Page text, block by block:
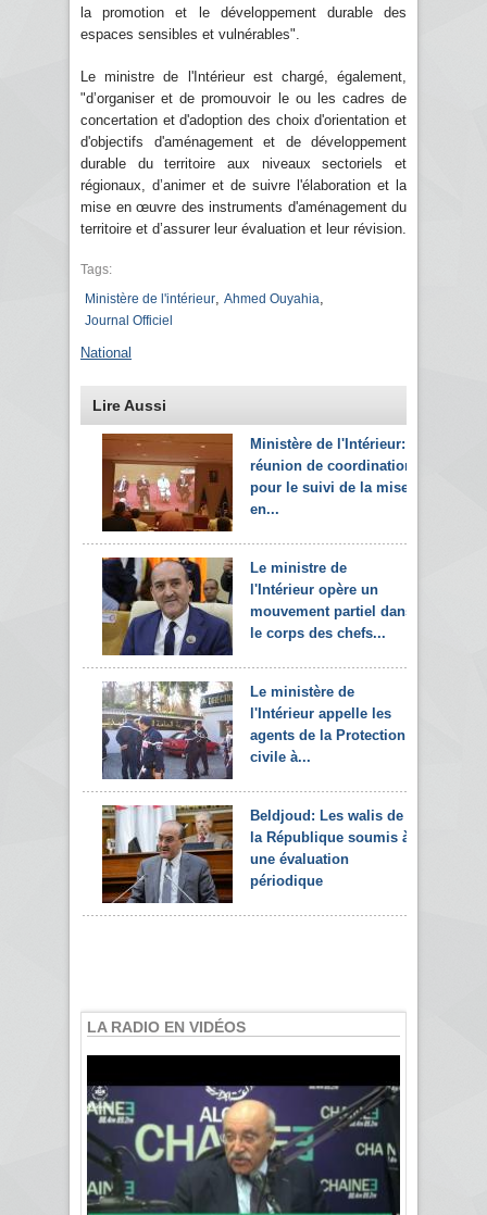
la promotion et le développement durable des
espaces sensibles et vulnérables".
Le ministre de l'Intérieur est chargé, également,
"d’organiser et de promouvoir le ou les cadres de
concertation et d'adoption des choix d'orientation et
d'objectifs d'aménagement et de développement
durable du territoire aux niveaux sectoriels et
régionaux, d’animer et de suivre l'élaboration et la
mise en œuvre des instruments d'aménagement du
territoire et d’assurer leur évaluation et leur révision.
Tags:
Ministère de l'intérieur Ahmed Ouyahia
Journal Officiel
National
Lire Aussi
Ministère de l'Intérieur:
réunion de coordination
pour le suivi de la mise
en...
Le ministre de
l'Intérieur opère un
mouvement partiel dans
le corps des chefs...
Le ministère de
l'Intérieur appelle les
agents de la Protection
civile à...
Beldjoud: Les walis de
la République soumis à
une évaluation
périodique
LA RADIO EN VIDÉOS